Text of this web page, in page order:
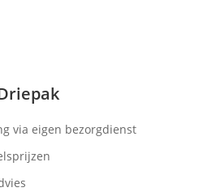
via eigen bezorgdienst